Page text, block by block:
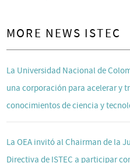
MORE NEWS ISTEC
La Universidad Nacional de
una corporación para acelerar y
conocimientos de ciencia y
La OEA invitó al Chairman de la
Directiva de ISTEC a participar